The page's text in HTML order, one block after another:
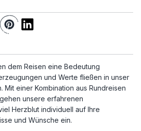
dem Reisen eine Bedeutung
und Werte fließen in unser
Mit einer Kombination aus Rundreisen
unsere erfahrenen
Herzblut individuell auf Ihre
und Wünsche ein.